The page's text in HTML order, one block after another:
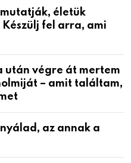
mutatják, életük
fel arra, ami
után végre át mertem
– amit találtam,
az annak a